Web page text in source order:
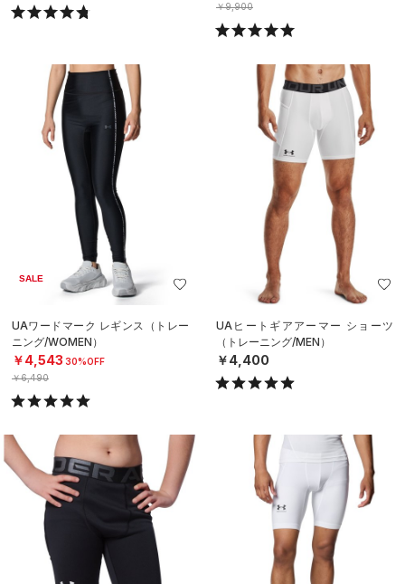
￥9,900
SALE
UAワードマーク レギンス（トレー
ニング/WOMEN）
￥4,543 30%OFF
￥6,490
UAヒートギアアーマー ショーツ
（トレーニング/MEN）
￥4,400